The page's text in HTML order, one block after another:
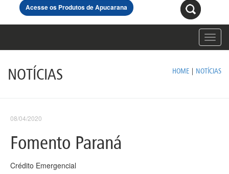
Acesse os Produtos de Apucarana
NOTÍCIAS HOME | NOTÍCIAS
08/04/2020
Fomento Paraná
Crédito Emergencial